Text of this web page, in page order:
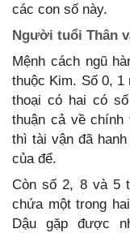
các con số này.
Người tuổi Thân
Mệnh cách ngũ
thuộc Kim. Số 0, 1
thoại có hai có
thuận cả về
thì tài vận đã
của để.
Còn số 2, 8 và 5
chứa một trong
Dậu gặp được